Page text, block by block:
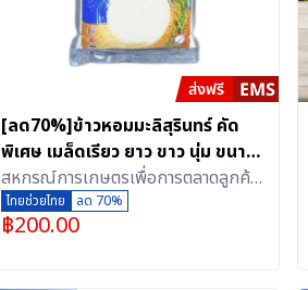
[ลด70%]ข้าวหอมมะลิสุรินทร์ คัด
พิเศษ เมล็ดเรียว ยาว ขาว นุ่ม ขนาด
อัดสุญญากาศ (5 กิโลกรัม)
สหกรณ์การเกษตรเพื่อการตลาดลูกค้า
ธ.ก.ส.สุรินทร์ จำกัด
ไทยช่วยไทย ลด 70%
฿200.00